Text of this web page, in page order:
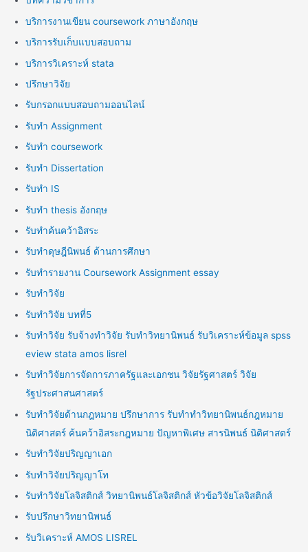
บริการงานเขียน coursework ภาษาอังกฤษ
บริการรับเก็บแบบสอบถาม
บริการวิเคราะห์ stata
ปรึกษาวิจัย
รับกรอกแบบสอบถามออนไลน์
รับทำ Assignment
รับทำ coursework
รับทำ Dissertation
รับทำ IS
รับทำ thesis อังกฤษ
รับทำค้นคว้าอิสระ
รับทำดุษฎีนิพนธ์ ด้านการศึกษา
รับทำรายงาน Coursework Assignment essay
รับทำวิจัย
รับทำวิจัย บทที่5
รับทำวิจัย รับจ้างทำวิจัย รับทำวิทยานิพนธ์ รับวิเคราะห์ข้อมูล spss
eview stata amos lisrel
รับทำวิจัยการจัดการภาครัฐและเอกชน วิจัยรัฐศาสตร์ วิจัย
รัฐประศาสนศาสตร์
รับทำวิจัยด้านกฎหมาย ปรึกษาการ รับทำทำวิทยานิพนธ์กฎหมาย
นิติศาสตร์ ค้นคว้าอิสระกฎหมาย ปัญหาพิเศษ สารนิพนธ์ นิติศาสตร์
รับทำวิจัยปริญญาเอก
รับทำวิจัยปริญญาโท
รับทำวิจัยโลจิสติกส์ วิทยานิพนธ์โลจิสติกส์ หัวข้อวิจัยโลจิสติกส์
รับปรึกษาวิทยานิพนธ์
รับวิเคราะห์ AMOS LISREL